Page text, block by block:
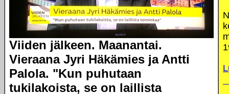
Viiden jälkeen. Maanantai.
Vieraana Jyri Häkämies ja Antti
Palola. "Kun puhutaan
tukilakoista, se on laillista